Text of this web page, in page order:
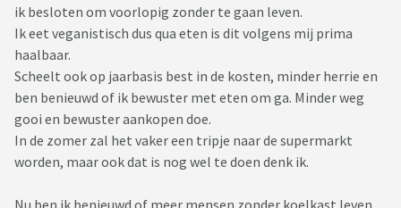
ik besloten om voorlopig zonder te gaan leven.
Ik eet veganistisch dus qua eten is dit volgens mij prima
haalbaar.
Scheelt ook op jaarbasis best in de kosten, minder herrie en
ben benieuwd of ik bewuster met eten om ga. Minder weg
gooi en bewuster aankopen doe.
In de zomer zal het vaker een tripje naar de supermarkt
worden, maar ook dat is nog wel te doen denk ik.